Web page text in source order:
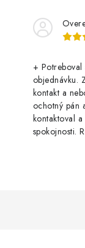
+
objednávku.
kontakt a
ochotný pán
kontaktoval
spokojnosti.